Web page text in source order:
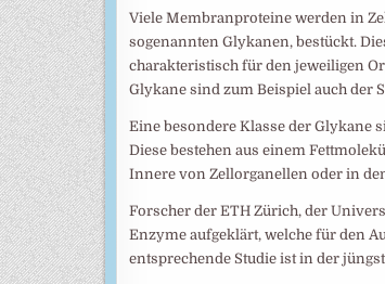
Viele Membranproteine werden in
sogenannten Glykanen, bestückt.
charakteristisch für den jeweiligen
Glykane sind zum Beispiel auch der
Eine besondere Klasse der Glykane
Diese bestehen aus einem
Innere von Zellorganellen oder in
Forscher der ETH Zürich, der
Enzyme aufgeklärt, welche für den
entsprechende Studie ist in der